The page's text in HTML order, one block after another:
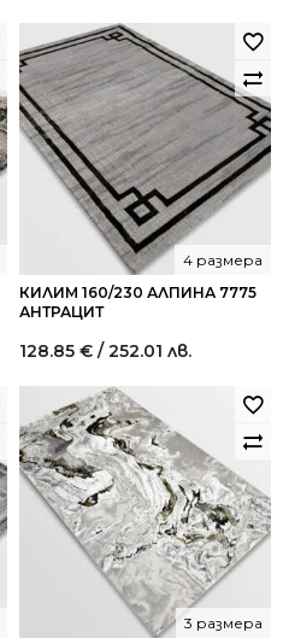
КИЛИМ 160/230 АЛПИНА 7775
АНТРАЦИТ
4 размера
128.85 € / 252.01 лв.
3 размера